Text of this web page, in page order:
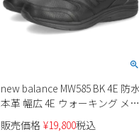
new balance MW585 BK 4E 防水
本革 幅広 4E ウォーキング メン
ズ
販売価格 ¥19,800税込